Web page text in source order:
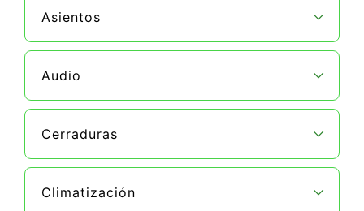
Asientos
Audio
Cerraduras
Climatización